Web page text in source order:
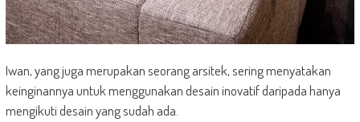
Iwan, yang juga merupakan seorang arsitek, sering menyatakan
keinginannya untuk menggunakan desain inovatif daripada hanya
mengikuti desain yang sudah ada.